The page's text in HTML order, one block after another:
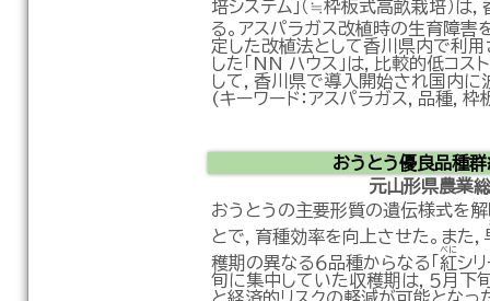
培システム」（≒枠板式高畝栽培）は
る。アスパラガス改植時の生育障害
定した改植法として香川県内で利
した「NN ハウス」は，比較的低コ
して，香川県で導入開始され国内に
(キーワード：アスパラガス，品種，
おうとう優良品種
元山形県農
おうとうの主要形質の遺伝様式を
とで，育種効率を向上させた。また，
穫期の異なる６品種からなる「 紅
べに
シ
旬に集中していた収穫期は，５月下